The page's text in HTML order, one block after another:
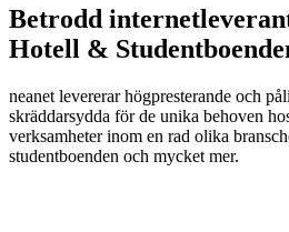
Betrodd
Hotell &
neanet levererar högpresterande och
skräddarsydda för de unika behoven
verksamheter inom en rad olika
studentboenden och mycket mer.